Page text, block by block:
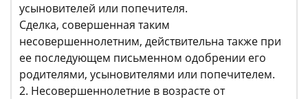
усыновителей или попечителя.
Сделка, совершенная таким
несовершеннолетним, действительна также при
ее последующем письменном одобрении его
родителями, усыновителями или попечителем.
2. Несовершеннолетние в возрасте от